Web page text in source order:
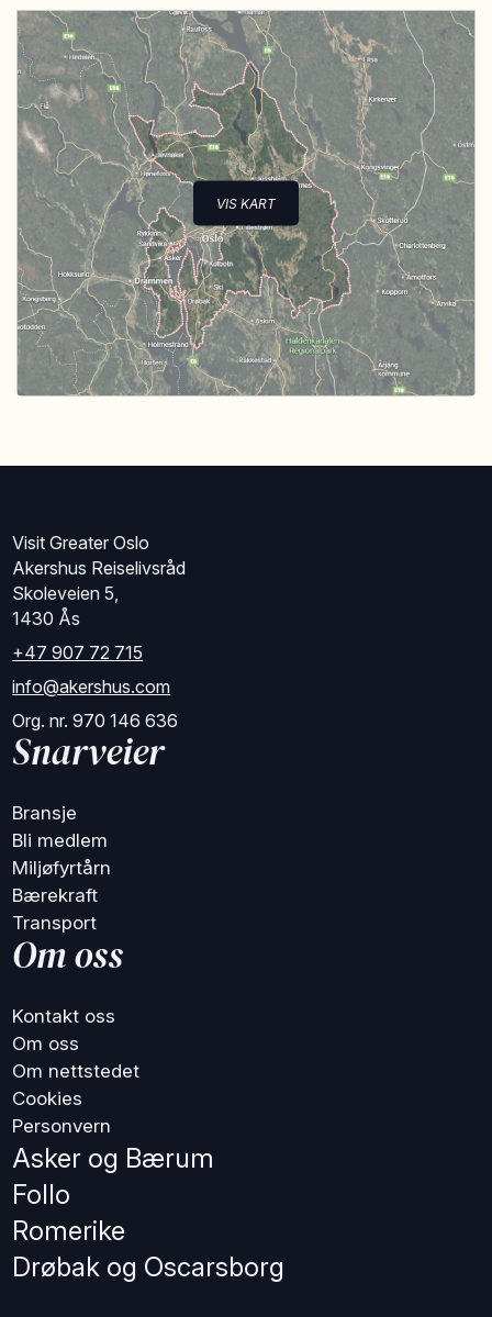
VIS KART
Visit Greater Oslo
Akershus Reiselivsråd
Skoleveien 5,
1430 Ås
+47 907 72 715
info@akershus.com
Org. nr. 970 146 636
Snarveier
Bransje
Bli medlem
Miljøfyrtårn
Bærekraft
Transport
Om oss
Kontakt oss
Om oss
Om nettstedet
Cookies
Personvern
Asker og Bærum
Follo
Romerike
Drøbak og Oscarsborg